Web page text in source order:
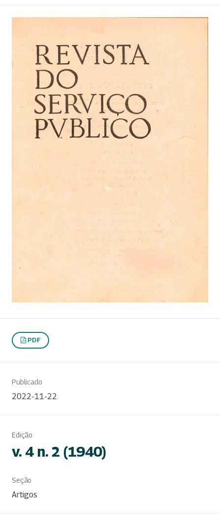
PDF
Publicado
2022-11-22
Edição
v. 4 n. 2 (1940)
Seção
Artigos